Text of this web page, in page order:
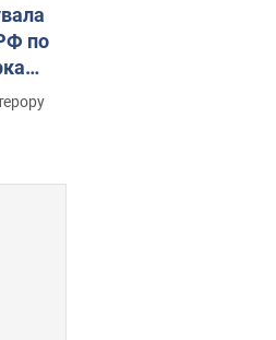
по
онук